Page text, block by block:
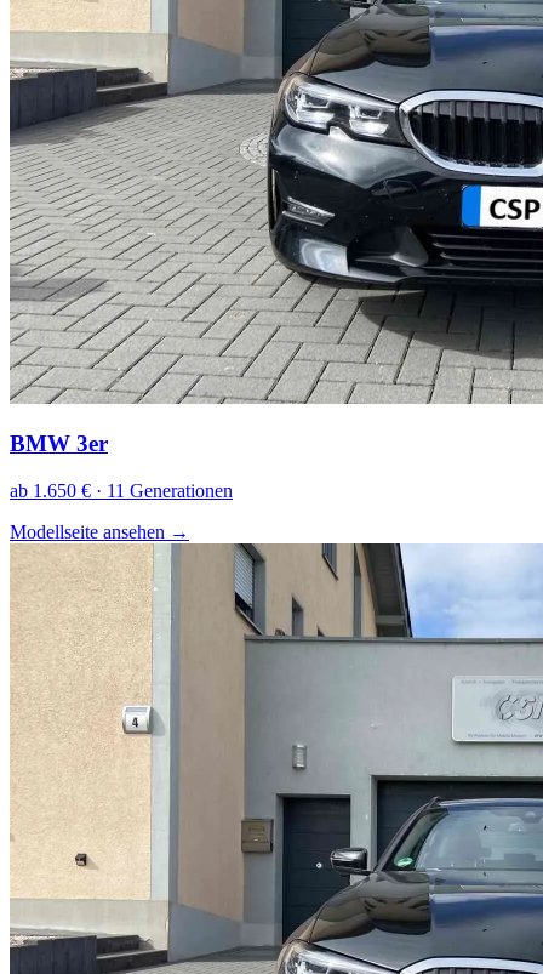
BMW 3er
ab 1.650 € · 11 Generationen
Modellseite ansehen →